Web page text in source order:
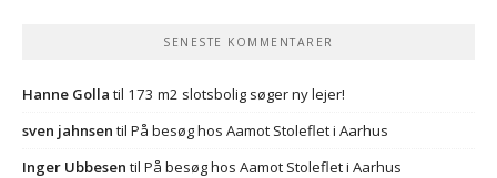
SENESTE KOMMENTARER
Hanne Golla til 173 m2 slotsbolig søger ny lejer!
sven jahnsen til På besøg hos Aamot Stoleflet i Aarhus
Inger Ubbesen til På besøg hos Aamot Stoleflet i Aarhus